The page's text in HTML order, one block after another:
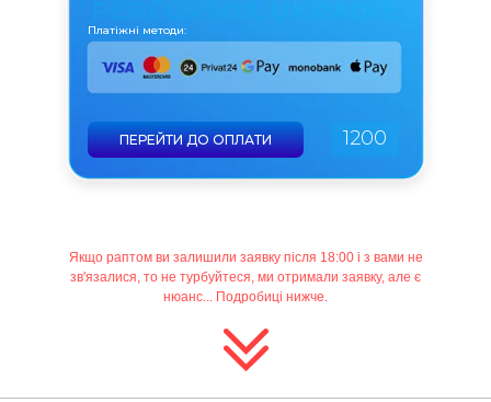
Якщо раптом ви залишили заявку після 18:00 і з вами не
зв'язалися, то не турбуйтеся, ми отримали заявку, але є
нюанс... Подробиці нижче.
Платіжні методи:
1200
ПЕРЕЙТИ ДО ОПЛАТИ